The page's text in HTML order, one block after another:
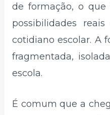
de formação, o que
possibilidades
cotidiano escolar. A
fragmentada,
escola.
É comum que a